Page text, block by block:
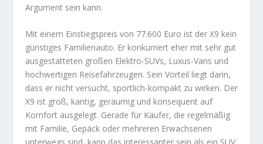
Argument sein kann.
Mit einem Einstiegspreis von 77.600 Euro ist der X9 kein
günstiges Familienauto. Er konkurriert eher mit sehr gut
ausgestatteten großen Elektro-SUVs, Luxus-Vans und
hochwertigen Reisefahrzeugen. Sein Vorteil liegt darin,
dass er nicht versucht, sportlich-kompakt zu wirken. Der
X9 ist groß, kantig, geräumig und konsequent auf
Komfort ausgelegt. Gerade für Käufer, die regelmäßig
mit Familie, Gepäck oder mehreren Erwachsenen